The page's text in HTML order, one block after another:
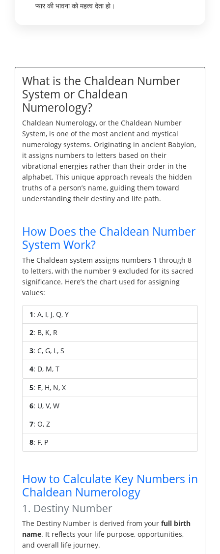
प्यार की भावना को महत्व देता हो।
What is the Chaldean Number
System or Chaldean
Numerology?
Chaldean Numerology, or the Chaldean Number
System, is one of the most ancient and mystical
numerology systems. Originating in ancient Babylon,
it assigns numbers to letters based on their
vibrational energies rather than their order in the
alphabet. This unique approach reveals the hidden
truths of a person’s name, guiding them toward
understanding their destiny and life path.
How Does the Chaldean Number
System Work?
The Chaldean system assigns numbers 1 through 8
to letters, with the number 9 excluded for its sacred
significance. Here’s the chart used for assigning
values:
1: A, I, J, Q, Y
2: B, K, R
3: C, G, L, S
4: D, M, T
5: E, H, N, X
6: U, V, W
7: O, Z
8: F, P
How to Calculate Key Numbers in
Chaldean Numerology
1. Destiny Number
The Destiny Number is derived from your full birth
name. It reflects your life purpose, opportunities,
and overall life journey.